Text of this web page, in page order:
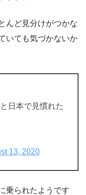
んど見分けがつかな
いても気づかないか
日本で見慣れた
13, 2020
乗られたようです